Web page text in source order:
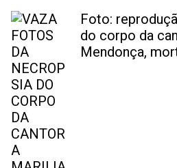
Foto:
do corpo da
Mendonça,
foram
divulgação de